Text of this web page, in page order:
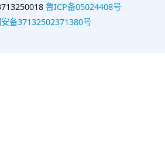
鲁ICP备05024408号
备37132502371380号